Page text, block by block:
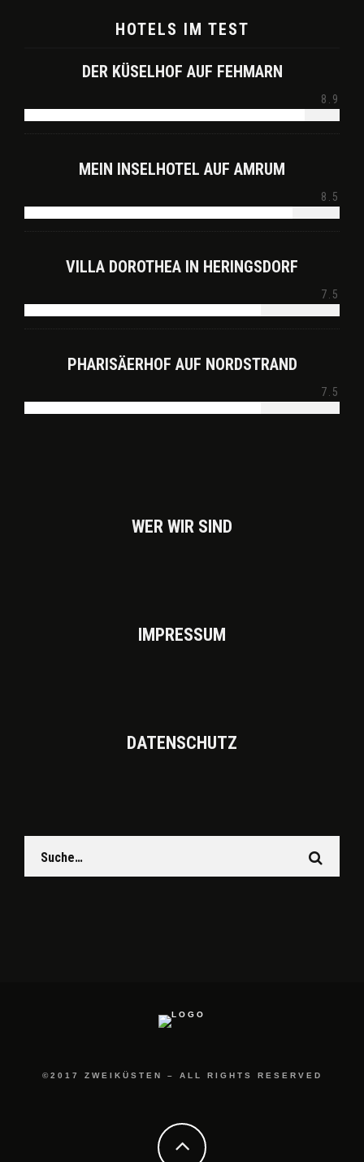
HOTELS IM TEST
DER KÜSELHOF AUF FEHMARN
8.9
MEIN INSELHOTEL AUF AMRUM
8.5
VILLA DOROTHEA IN HERINGSDORF
7.5
PHARISÄERHOF AUF NORDSTRAND
7.5
WER WIR SIND
IMPRES­SUM
DATEN­SCHUTZ
©2017 ZWEIKÜSTEN – ALL RIGHTS RESERVED